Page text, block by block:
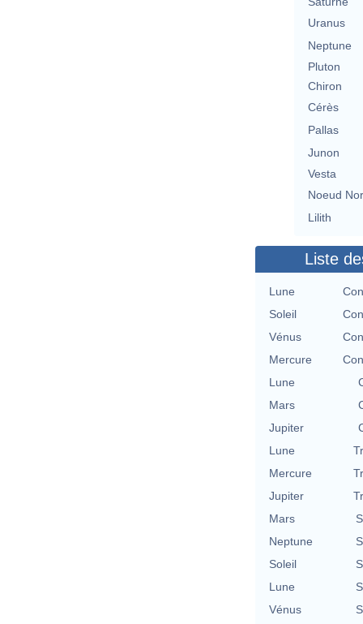
Uranus
Neptune
Pluton
Chiron
Cérès
Pallas
Junon
Vesta
Noeud
Lilith
Liste
Lune
Soleil
Vénus
Mercure
Lune
Mars
Jupiter
Lune
Mercure
Jupiter
Mars
Neptune
Soleil
Lune
Vénus